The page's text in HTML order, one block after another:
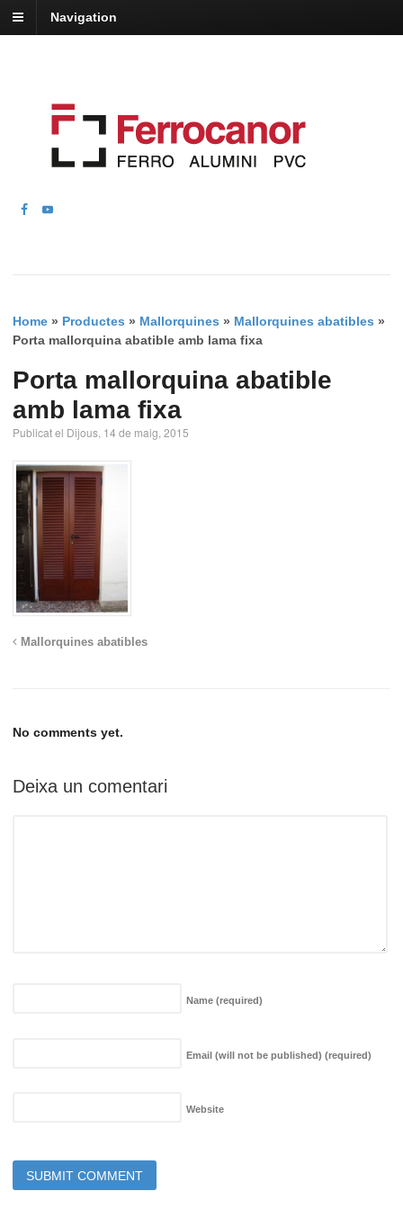
Navigation
Home » Productes » Mallorquines » Mallorquines abatibles »
Porta mallorquina abatible amb lama fixa
Porta mallorquina abatible
amb lama fixa
Publicat el Dijous, 14 de maig, 2015
Mallorquines abatibles
No comments yet.
Deixa un comentari
Name (required)
Email (will not be published) (required)
Website